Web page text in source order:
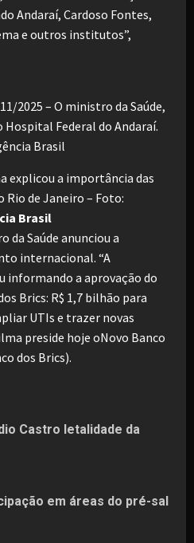
Andaraí, Cardoso Fontes,
e outros institutos”,
explicou a importância das
Rio de Janeiro – Foto:
Brasil
da Saúde anunciou a
internacional. “A
informando a aprovação do
Brics: R$ 1,7 bilhão para
UTIs e trazer novas
preside hoje oNovo Banco
dos Brics).
Castro letalidade da
em áreas do pré-sal